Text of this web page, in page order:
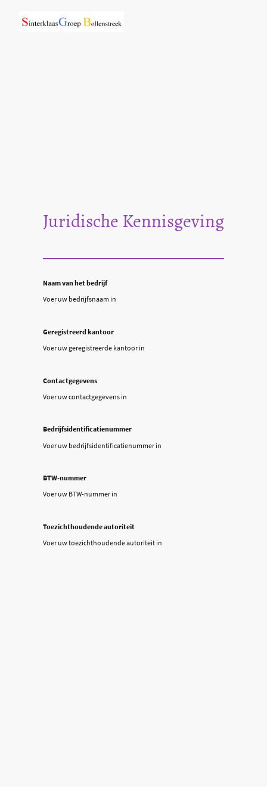
Juridische Kennisgeving
Naam van het bedrijf
Voer uw bedrijfsnaam in
Geregistreerd kantoor
Voer uw geregistreerde kantoor in
Contactgegevens
Voer uw contactgegevens in
Bedrijfsidentificatienummer
Voer uw bedrijfsidentificatienummer in
BTW-nummer
Voer uw BTW-nummer in
Toezichthoudende autoriteit
Voer uw toezichthoudende autoriteit in